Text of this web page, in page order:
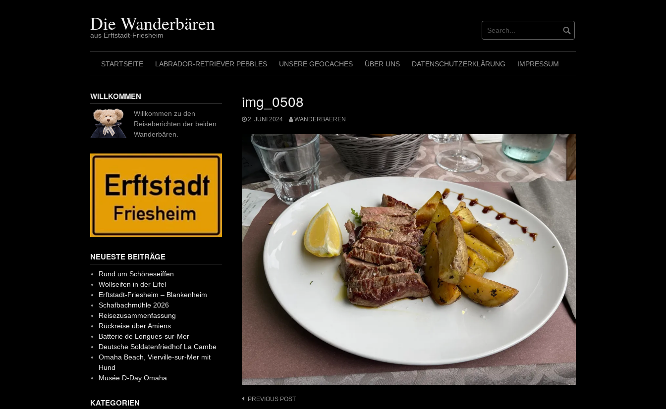
Die Wanderbären
aus Erftstadt-Friesheim
STARTSEITE LABRADOR-RETRIEVER PEBBLES UNSERE GEOCACHES ÜBER UNS DATENSCHUTZERKLÄRUNG IMPRESSUM
img_0508
2. JUNI 2024 WANDERBAEREN
Post
PREVIOUS POST
WILLKOMMEN
Willkommen zu den
Reiseberichten der beiden
Wanderbären.
NEUESTE BEITRÄGE
Rund um Schöneseiffen
Wollseifen in der Eifel
Erftstadt-Friesheim – Blankenheim
Schafbachmühle 2026
Reisezusammenfassung
Rückreise über Amiens
Batterie de Longues-sur-Mer
Deutsche Soldatenfriedhof La Cambe
Omaha Beach, Vierville-sur-Mer mit
Hund
Musée D-Day Omaha
KATEGORIEN